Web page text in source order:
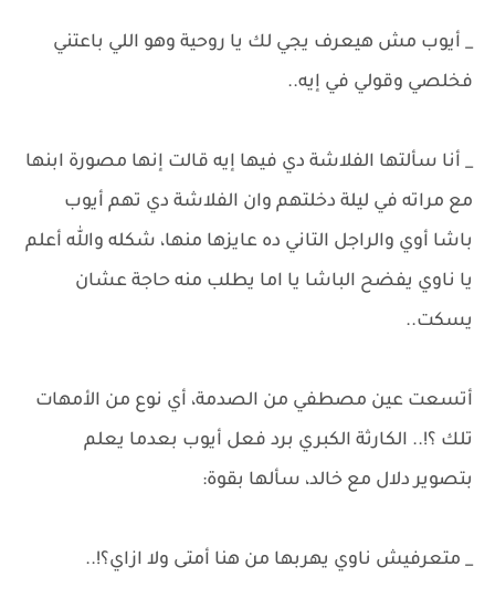
_ أيوب مش هيعرف يجي لك يا روحية وهو اللي باعتني
فخلصي وقولي في إيه..
_ أنا سألتها الفلاشة دي فيها إيه قالت إنها مصورة ابنها
مع مراته في ليلة دخلتهم وان الفلاشة دي تهم أيوب
باشا أوي والراجل التاني ده عايزها منها، شكله والله أعلم
يا ناوي يفضح الباشا يا اما يطلب منه حاجة عشان
يسكت..
أتسعت عين مصطفي من الصدمة، أي نوع من الأمهات
تلك ؟!.. الكارثة الكبري برد فعل أيوب بعدما يعلم
بتصوير دلال مع خالد، سألها بقوة:
_ متعرفيش ناوي يهربها من هنا أمتى ولا ازاي؟!..